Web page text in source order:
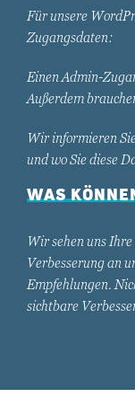
Für unsere
Zugangsdaten:
Einen Admin-
Außerdem
Wir informieren
und wo Sie diese
WAS
Wir sehen uns
Verbesserung an
Empfehlungen.
sichtbare